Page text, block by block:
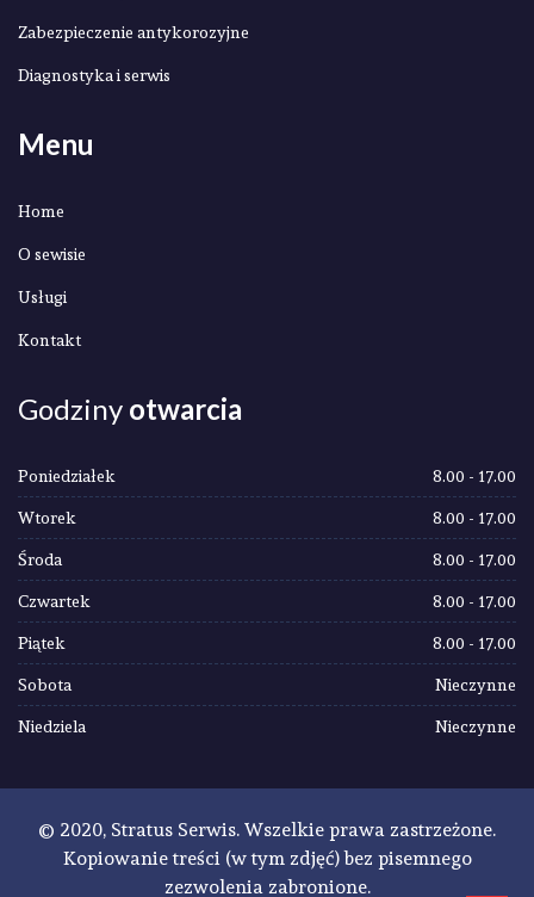
Zabezpieczenie antykorozyjne
Diagnostyka i serwis
Menu
Home
O sewisie
Usługi
Kontakt
Godziny otwarcia
Poniedziałek 8.00 - 17.00
Wtorek 8.00 - 17.00
Środa 8.00 - 17.00
Czwartek 8.00 - 17.00
Piątek 8.00 - 17.00
Sobota Nieczynne
Niedziela Nieczynne
© 2020, Stratus Serwis. Wszelkie prawa zastrzeżone.
Kopiowanie treści (w tym zdjęć) bez pisemnego
zezwolenia zabronione.